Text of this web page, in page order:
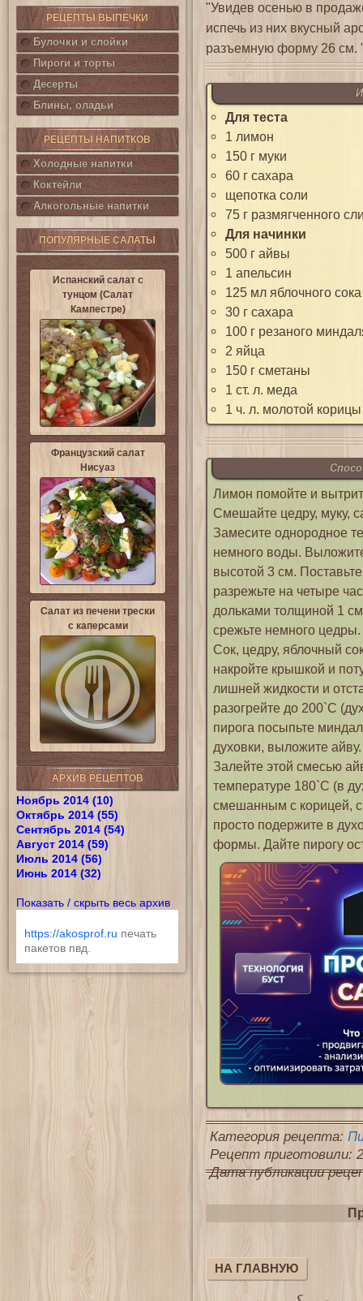
РЕЦЕПТЫ ВЫПЕЧКИ
Булочки и слойки
Пироги и торты
Десерты
Блины, оладьи
РЕЦЕПТЫ НАПИТКОВ
Холодные напитки
Коктейли
Алкогольные напитки
ПОПУЛЯРНЫЕ САЛАТЫ
Испанский салат с
тунцом (Салат
Кампестре)
Французский салат
Нисуаз
Салат из печени трески
с каперсами
АРХИВ РЕЦЕПТОВ
Ноябрь 2014 (10)
Октябрь 2014 (55)
Сентябрь 2014 (54)
Август 2014 (59)
Июль 2014 (56)
Июнь 2014 (32)
Показать / скрыть весь архив
https://akosprof.ru печать
пакетов пвд.
"Увидев осенью в
испечь из них вкусный
разъемную форму 26 см.
Для теста
1 лимон
150 г муки
60 г сахара
щепотка соли
75 г размягченного
Для начинки
500 г айвы
1 апельсин
125 мл яблочного сока
30 г сахара
100 г резаного
2 яйца
150 г сметаны
1 ст. л. меда
1 ч. л. молотой корицы
Лимон помойте и
Смешайте цедру, муку,
Замесите однородное
немного воды.
высотой 3 см.
разрежьте на четыре
дольками толщиной 1
срежьте немного
Сок, цедру, яблочный
накройте крышкой и
лишней жидкости и
разогрейте до 200`С
пирога посыпьте
духовки, выложите
Залейте этой смесью
температуре 180`С (в
смешанным с корицей,
просто подержите в
формы. Дайте пирогу
Категория рецепта:
Рецепт приготовили:
Дата публикации
НА ГЛАВНУЮ